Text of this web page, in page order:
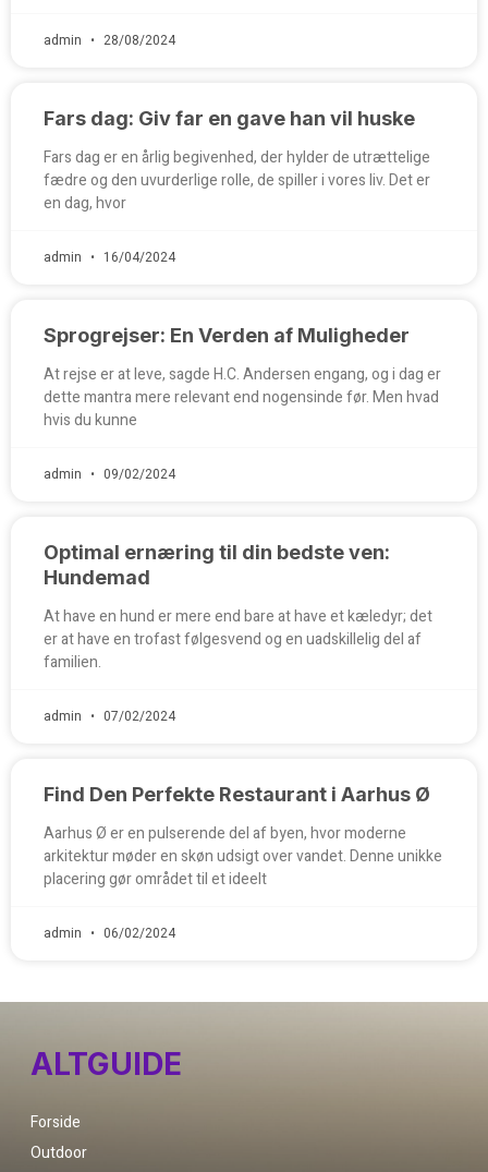
admin 28/08/2024
Fars dag: Giv far en gave han vil huske
Fars dag er en årlig begivenhed, der hylder de utrættelige
fædre og den uvurderlige rolle, de spiller i vores liv. Det er
en dag, hvor
admin 16/04/2024
Sprogrejser: En Verden af Muligheder
At rejse er at leve, sagde H.C. Andersen engang, og i dag er
dette mantra mere relevant end nogensinde før. Men hvad
hvis du kunne
admin 09/02/2024
Optimal ernæring til din bedste ven:
Hundemad
At have en hund er mere end bare at have et kæledyr; det
er at have en trofast følgesvend og en uadskillelig del af
familien.
admin 07/02/2024
Find Den Perfekte Restaurant i Aarhus Ø
Aarhus Ø er en pulserende del af byen, hvor moderne
arkitektur møder en skøn udsigt over vandet. Denne unikke
placering gør området til et ideelt
admin 06/02/2024
ALTGUIDE
Forside
Outdoor